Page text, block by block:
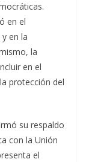
en el
en la
la
en el
protección del
su respaldo
con la Unión
el